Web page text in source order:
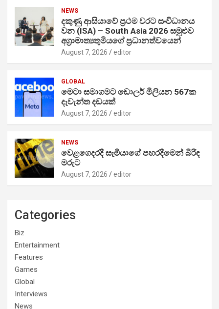
NEWS
දකුණු ආසියාවේ ප්‍රථම වරට සංවිධානය
වන (ISA) – South Asia 2026 සමුළුව
අග්‍රාමාත්‍යතුමියගේ ප්‍රධානත්වයෙන්
August 7, 2026 editor
GLOBAL
මෙටා සමාගමට ඩොලර් මිලියන 567ක
දැවැන්ත දඩයක්
August 7, 2026 editor
NEWS
වෙළගෙදරදී සැමියාගේ පහරදීමෙන් බිරිඳ
මරුට
August 7, 2026 editor
Categories
Biz
Entertainment
Features
Games
Global
Interviews
News